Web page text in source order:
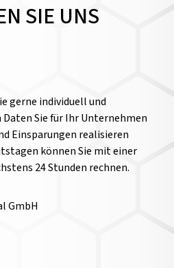
SIE UNS
gerne individuell und
Sie für Ihr Unternehmen
Einsparungen realisieren
können Sie mit einer
24 Stunden rechnen.
GmbH